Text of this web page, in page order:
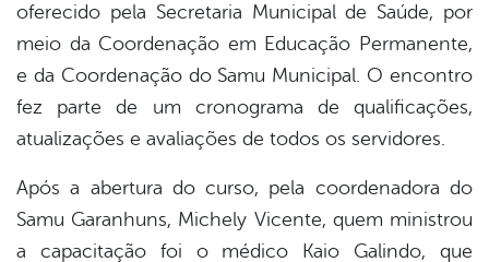
oferecido pela Secretaria Municipal de Saúde, por
meio da Coordenação em Educação Permanente,
e da Coordenação do Samu Municipal. O encontro
fez parte de um cronograma de qualificações,
atualizações e avaliações de todos os servidores.
Após a abertura do curso, pela coordenadora do
Samu Garanhuns, Michely Vicente, quem ministrou
a capacitação foi o médico Kaio Galindo, que